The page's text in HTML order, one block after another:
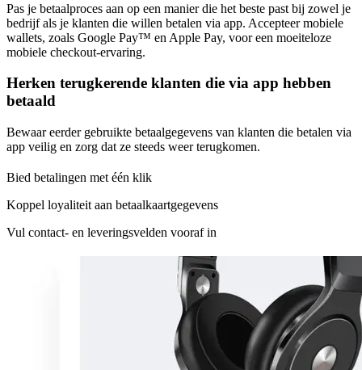
Pas je betaalproces aan op een manier die het beste past bij zowel je
bedrijf als je klanten die willen betalen via app. Accepteer mobiele
wallets, zoals Google Pay™ en Apple Pay, voor een moeiteloze
mobiele checkout-ervaring.
Herken terugkerende klanten die via app hebben
betaald
Bewaar eerder gebruikte betaalgegevens van klanten die betalen via
app veilig en zorg dat ze steeds weer terugkomen.
Bied betalingen met één klik
Koppel loyaliteit aan betaalkaartgegevens
Vul contact- en leveringsvelden vooraf in